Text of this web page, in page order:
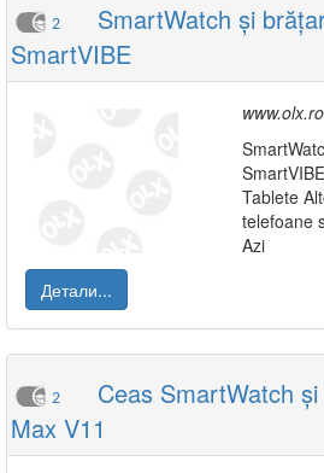
2
SmartWatch și
SmartVIBE
www.olx.ro
Tablete
telefoane
Azi
Детали...
2
Ceas SmartWatch
Max V11